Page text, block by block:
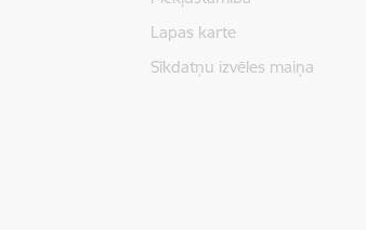
Lapas karte
Sīkdatņu izvēles maiņa